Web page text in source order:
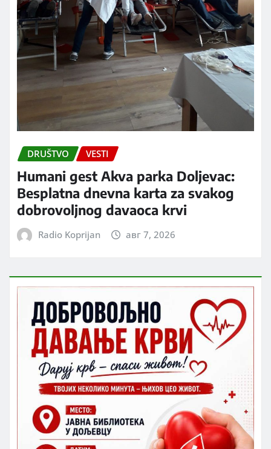
DRUŠTVO VESTI
Humani gest Akva parka Doljevac:
Besplatna dnevna karta za svakog
dobrovoljnog davaoca krvi
Radio Koprijan авг 7, 2026